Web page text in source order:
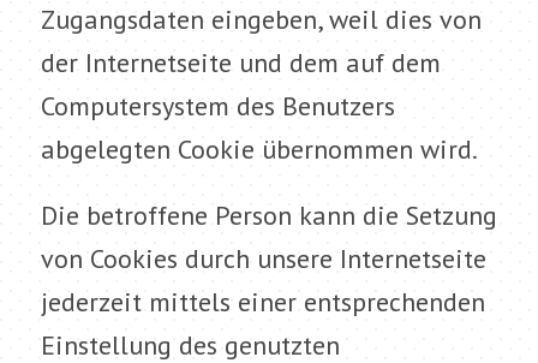
Zugangsdaten eingeben, weil dies von
der Internetseite und dem auf dem
Computersystem des Benutzers
abgelegten Cookie übernommen wird.
Die betroffene Person kann die Setzung
von Cookies durch unsere Internetseite
jederzeit mittels einer entsprechenden
Einstellung des genutzten